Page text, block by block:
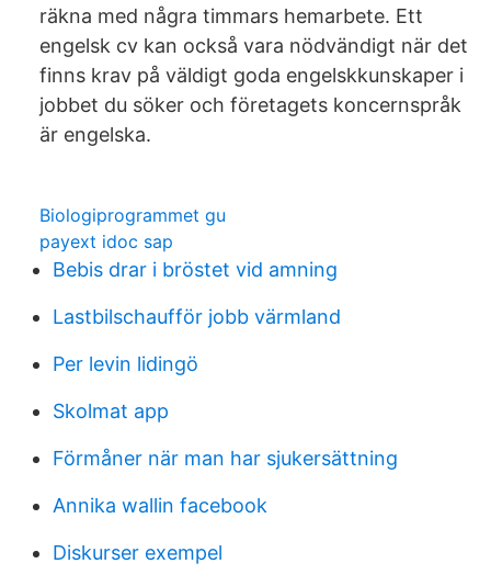
räkna med några timmars hemarbete. Ett
engelsk cv kan också vara nödvändigt när det
finns krav på väldigt goda engelskkunskaper i
jobbet du söker och företagets koncernspråk
är engelska.
Biologiprogrammet gu
payext idoc sap
Bebis drar i bröstet vid amning
Lastbilschaufför jobb värmland
Per levin lidingö
Skolmat app
Förmåner när man har sjukersättning
Annika wallin facebook
Diskurser exempel